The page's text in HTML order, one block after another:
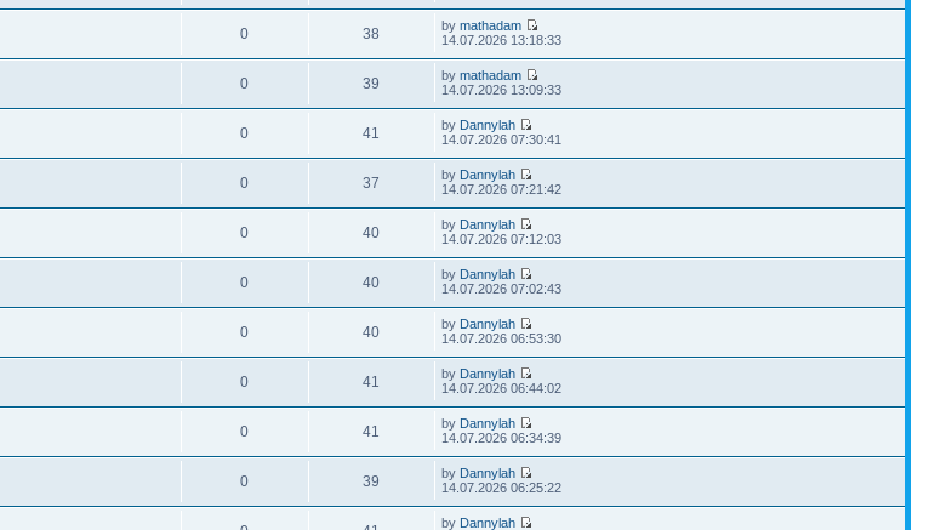
0 38 bymathadam
14.07.2026 13:18:33
0 39 bymathadam
14.07.2026 13:09:33
0 41 by Dannylah
14.07.2026 07:30:41
0 37 by Dannylah
14.07.2026 07:21:42
0 40 by Dannylah
14.07.2026 07:12:03
0 40 by Dannylah
14.07.2026 07:02:43
0 40 by Dannylah
14.07.2026 06:53:30
0 41 by Dannylah
14.07.2026 06:44:02
0 41 by Dannylah
14.07.2026 06:34:39
0 39 by Dannylah
14.07.2026 06:25:22
by Dannylah